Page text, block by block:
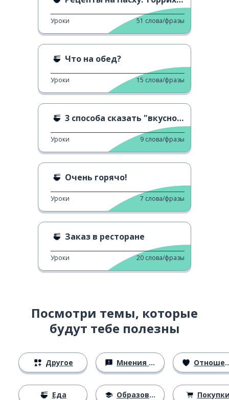
Уроки 51 слова/фразы
Что на обед?
Уроки 15 слова/фразы
3 способа сказать "вкусно" 2
Уроки 9 слова/фразы
Очень горячо!
Уроки 7 слова/фразы
Заказ в ресторане
Уроки 20 слова/фразы
Посмотри темы, которые
будут тебе полезны
Другое
Еда
Мнения и убеждения
Образование
Отношения